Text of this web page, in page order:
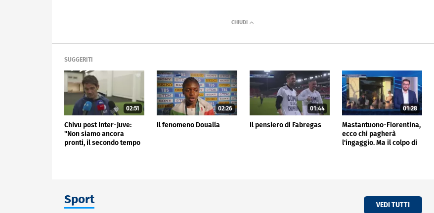
SUGGERITI
02:51
Chivu post Inter-Juve:
"Non siamo ancora
pronti, il secondo tempo
02:26
Il fenomeno Doualla
01:44
Il pensiero di Fabregas
01:28
Mastantuono-Fiorentina,
ecco chi pagherà
l'ingaggio. Ma il colpo di
Sport VEDI TUTTI